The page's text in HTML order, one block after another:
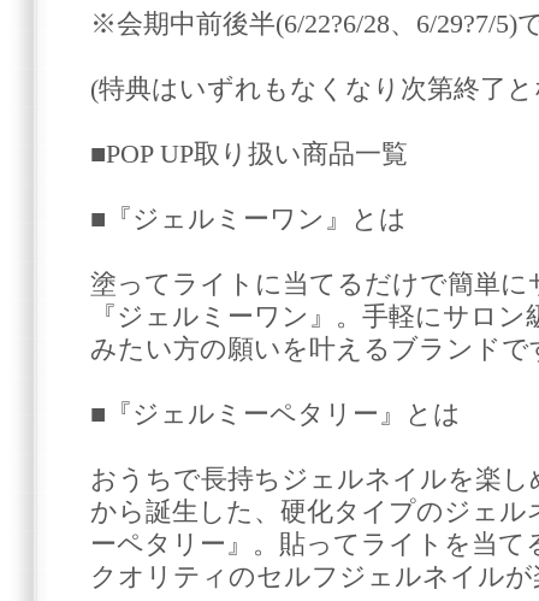
※会期中前後半(6/22?6/28、6/29?7/
(特典はいずれもなくなり次第終了
■POP UP取り扱い商品一覧
■『ジェルミーワン』とは
塗ってライトに当てるだけで簡単
『ジェルミーワン』。手軽にサロ
みたい方の願いを叶えるブランドで
■『ジェルミーペタリー』とは
おうちで長持ちジェルネイルを楽
から誕生した、硬化タイプのジェ
ーペタリー』。貼ってライトを当
クオリティのセルフジェルネイル